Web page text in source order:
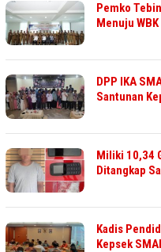
Pemko
Menuju
DPP IKA
Santunan
Miliki 10,34
Ditangkap
Kadis
Kepsek